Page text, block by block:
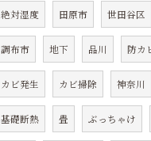
絶対湿度 田原市 世田谷区
調布市 地下 品川 防カ
カビ発生 カビ掃除 神奈川
基礎断熱 畳 ぶっちゃけ